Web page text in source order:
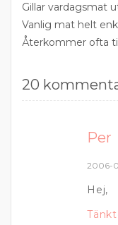
Gillar vardagsmat
Vanlig mat helt
Återkommer ofta
20
Per
2006-
Hej,